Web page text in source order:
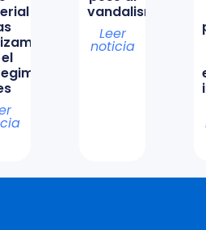
vandalismo
Leer
noticia